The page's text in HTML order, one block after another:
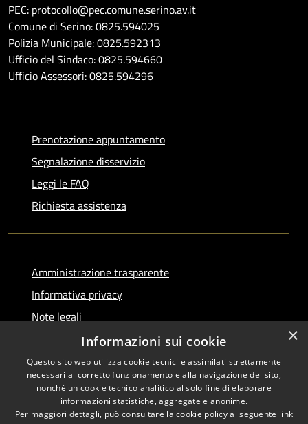
PEC: protocollo@pec.comune.serino.av.it
Comune di Serino: 0825.594025
Polizia Municipale: 0825.592313
Ufficio del Sindaco: 0825.594660
Ufficio Assessori: 0825.594296
Prenotazione appuntamento
Segnalazione disservizio
Leggi le FAQ
Richiesta assistenza
Amministrazione trasparente
Informativa privacy
Note legali
Dichiarazione di accessibilità
RSS
Copyright © 2026 • Comune di
×
Informazioni sui cookie
Questo sito web utilizza cookie tecnici e assimilati strettamente
necessari al corretto funzionamento e alla navigazione del sito,
nonché un cookie tecnico analitico al solo fine di elaborare
informazioni statistiche, aggregate e anonime.
Per maggiori dettagli, può consultare la cookie policy al seguente link